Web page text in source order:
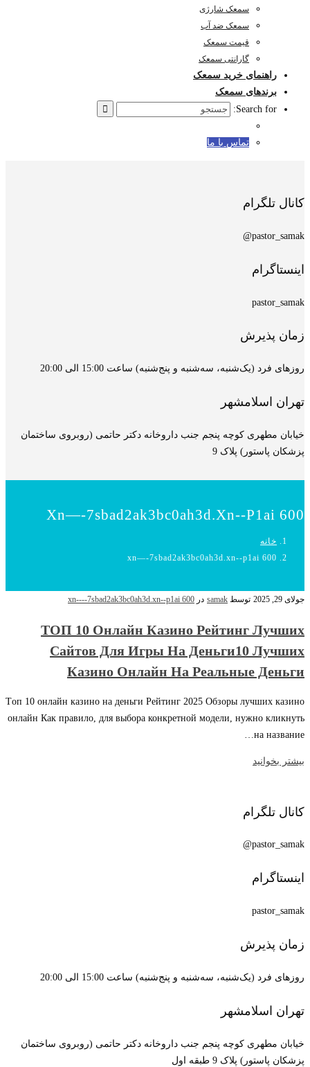
سمعک شارژی
سمعک ضد آب
قیمت سمعک
گارانتی سمعک
راهنمای خرید سمعک
برندهای سمعک
Search for:
تماس با ما
کانال تلگرام
pastor_samak@
اینستاگرام
pastor_samak
زمان پذیرش
روزهای فرد (یک‌شنبه، سه‌شنبه و پنج‌شنبه) ساعت 15:00 الی 20:00
تهران اسلامشهر
خیابان مطهری کوچه پنجم جنب داروخانه دکتر حاتمی (روبروی ساختمان
پزشکان پاستور) پلاک 9
Xn—-7sbad2ak3bc0ah3d.xn--p1ai 600
خانه
xn—-7sbad2ak3bc0ah3d.xn--p1ai 600
جولای 29, 2025 توسط samak در xn----7sbad2ak3bc0ah3d.xn--p1ai 600
ТОП 10 Онлайн Казино Рейтинг Лучших
Сайтов Для Игры На Деньги10 Лучших
Казино Онлайн На Реальные Деньги
Tоп 10 онлайн казино на деньги Рейтинг 2025 Обзоры лучших казино
онлайн Как правило, для выбора конкретной модели, нужно кликнуть
на название…
بیشتر بخوانید
کانال تلگرام
pastor_samak@
اینستاگرام
pastor_samak
زمان پذیرش
روزهای فرد (یک‌شنبه، سه‌شنبه و پنج‌شنبه) ساعت 15:00 الی 20:00
تهران اسلامشهر
خیابان مطهری کوچه پنجم جنب داروخانه دکتر حاتمی (روبروی ساختمان
پزشکان پاستور) پلاک 9 طبقه اول